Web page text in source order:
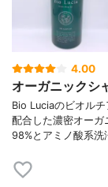
4.00
オーガニックシ
Bio Luciaのビオル
配合した濃密オーガ
98%とアミノ酸系